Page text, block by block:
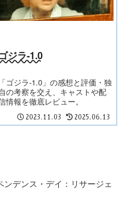
ゴジラ-1.0
「ゴジラ-1.0」の感想と評価・独
の考察を交え、キャストや配
情報を徹底レビュー。
2023.11.03 2025.06.13
ンデンス・デイ：リサージェ